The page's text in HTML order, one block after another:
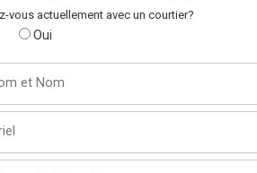
vous actuellement avec un courtier?
Oui